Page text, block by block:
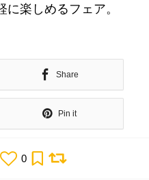
楽しめるフェア。
Share
Pin it
0